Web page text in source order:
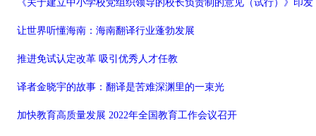
《关于建立中小学校党组织领导的校长负责制的意见（试行）》印发
让世界听懂海南：海南翻译行业蓬勃发展
推进免试认定改革 吸引优秀人才任教
译者金晓宇的故事：翻译是苦难深渊里的一束光
加快教育高质量发展 2022年全国教育工作会议召开